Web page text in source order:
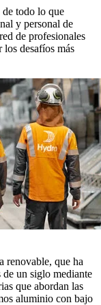
de todo lo que
y personal de
de profesionales
desafíos más
renovable, que ha
de un siglo mediante
que abordan las
aluminio con bajo